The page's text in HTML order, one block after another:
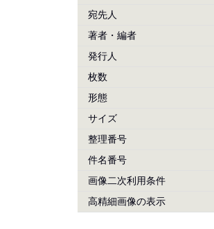
宛先人
著者・編者
発行人
枚数
形態
サイズ
整理番号
件名番号
画像二次利用条件
高精細画像の表示